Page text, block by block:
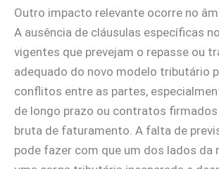
Outro impacto relevante ocorre no
A ausência de cláusulas específicas
vigentes que prevejam o repasse ou
adequado do novo modelo tributário
conflitos entre as partes,
de longo prazo ou contratos
bruta de faturamento. A falta de
pode fazer com que um dos lados da